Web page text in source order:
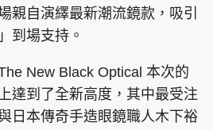
星島頭條 星島日報
星島環球 The Standard
親自演繹最新潮流鏡款，吸引
到場支持。
New Black Optical 本次的
達到了全新高度，其中最受注
日本傳奇手造眼鏡職人木下裕